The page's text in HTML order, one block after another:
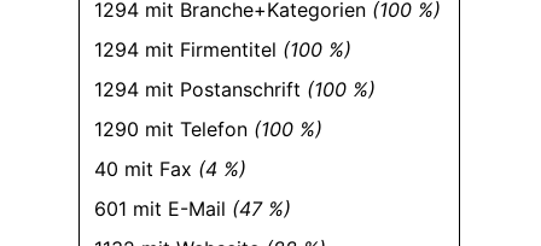
1294 mit Branche+Kategorien (100 %)
1294 mit Firmentitel (100 %)
1294 mit Postanschrift (100 %)
1290 mit Telefon (100 %)
40 mit Fax (4 %)
601 mit E-Mail (47 %)